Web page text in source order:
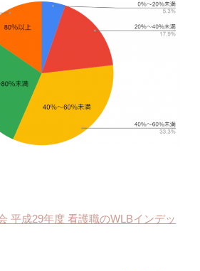
平成29年度 看護職のWLBインデッ